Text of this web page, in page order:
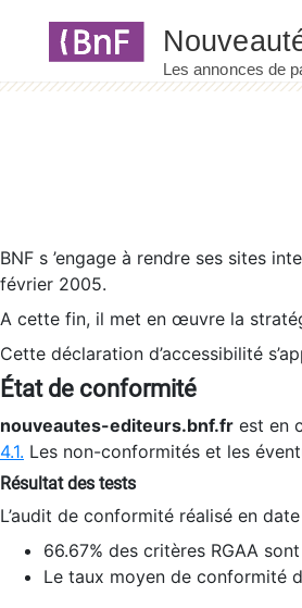
BNF s ’engage à rendre ses sites
février 2005.
A cette fin, il met en œuvre la
Cette déclaration d’accessibilité
État de conformité
nouveautes-editeurs.bnf.fr est en
4.1. Les non-conformités et les
Résultat des tests
L’audit de conformité réalisé en
66.67% des critères RGAA
Le taux moyen de conformité